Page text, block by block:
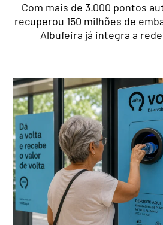
Com mais de 3.000 pontos
recuperou 150 milhões de
Albufeira já integra a